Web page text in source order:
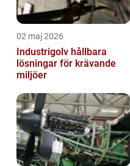
02 maj 2026
Industrigolv hållbara
lösningar för krävande
miljöer